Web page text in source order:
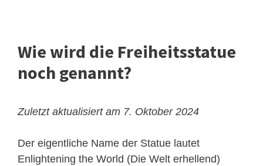
Wie wird die Freiheitsstatue
noch genannt?
Zuletzt aktualisiert am 7. Oktober 2024
Der eigentliche Name der Statue lautet
Enlightening the World (Die Welt erhellend)